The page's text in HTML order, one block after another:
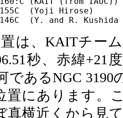
(Yoji Hirose)
は、KAITチー
秒、赤緯+21
であるNGC 3190
置にあります。
真横近くから見